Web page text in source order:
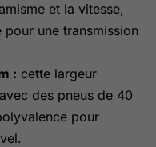
et la vitesse,
une transmission
: cette largeur
des pneus de 40
pour